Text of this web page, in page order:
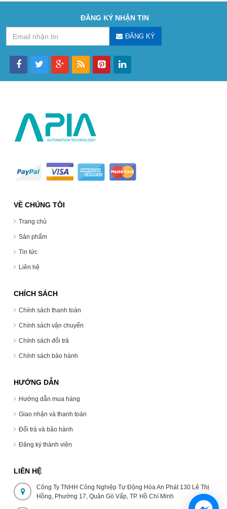
ĐĂNG KÝ NHẬN TIN
ĐĂNG KÝ
VỀ CHÚNG TÔI
Trang chủ
Sản phẩm
Tin tức
Liên hệ
CHÍCH SÁCH
Chính sách thanh toán
Chính sách vận chuyển
Chính sách đổi trả
Chính sách bảo hành
HƯỚNG DẪN
Hướng dẫn mua hàng
Giao nhận và thanh toán
Đổi trả và bảo hành
Đăng ký thành viên
LIÊN HỆ
Công Ty TNHH Công Nghiệp Tự Động Hóa An Phát 130 Lê Thị
Hồng, Phường 17, Quận Gò Vấp, TP. Hồ Chí Minh